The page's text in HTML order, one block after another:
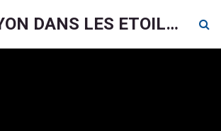
LE CRAYON DANS LES ETOILES